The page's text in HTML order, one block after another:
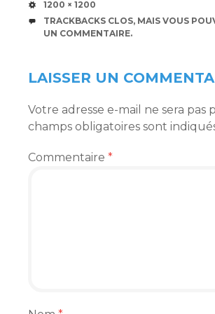
TAILLE
1200 × 1200
TRACKBACKS CLOS, MAIS VOUS
UN COMMENTAIRE.
LAISSER UN
Votre adresse e-mail ne sera pas
champs obligatoires sont
Commentaire *